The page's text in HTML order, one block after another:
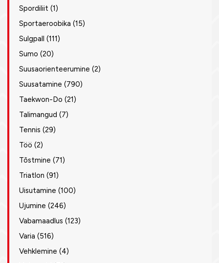
Spordiliit (1)
Sportaeroobika (15)
Sulgpall (111)
Sumo (20)
Suusaorienteerumine (2)
Suusatamine (790)
Taekwon-Do (21)
Talimangud (7)
Tennis (29)
Töö (2)
Tõstmine (71)
Triatlon (91)
Uisutamine (100)
Ujumine (246)
Vabamaadlus (123)
Varia (516)
Vehklemine (4)